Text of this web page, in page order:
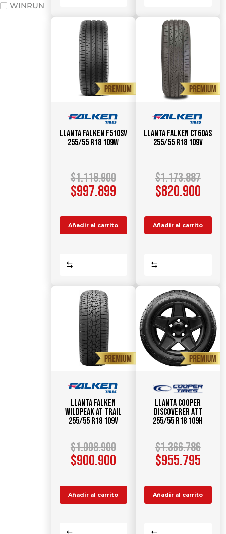
WINRUN
Llanta FALKEN F510SV
255/55 R18 109W
$1.118.900
$997.899
Añadir al carrito
Llanta FALKEN CT60AS
255/55 R18 109V
$1.173.887
$820.900
Añadir al carrito
Llanta FALKEN
WildPeak AT TRAIL
255/55 R18 109V
$1.008.900
$900.900
Añadir al carrito
Llanta COOPER
Discoverer ATT
255/55 R18 109H
$1.366.786
$955.795
Añadir al carrito